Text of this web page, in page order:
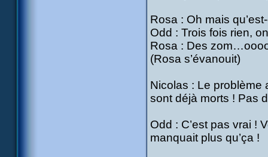
Rosa : Oh mais
Odd : Trois fois rien,
Rosa : Des
(Rosa s’évanouit)
Nicolas : Le problème
sont déjà morts ! Pas
Odd : C’est pas vrai !
manquait plus qu’ça !